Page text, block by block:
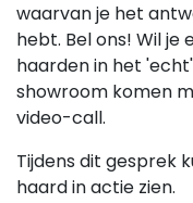
waarvan je het
hebt. Bel ons! Wil
haarden in het
showroom komen
video-call.
Tijdens dit gesprek
haard in actie zien.